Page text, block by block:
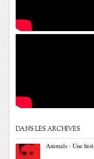
DANS LES ARCHIVES
Animals : Une